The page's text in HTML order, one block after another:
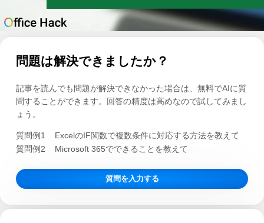
問題は解決できましたか？
記事を読んでも問題が解決できなかった場合は、無料でAIに質
問することができます。回答の精度は高めなので試してみまし
ょう。
質問例1
ExcelのIF関数で複数条件に対応する方法を教えて
質問例2
Microsoft 365でできることを教えて
質問を入力する